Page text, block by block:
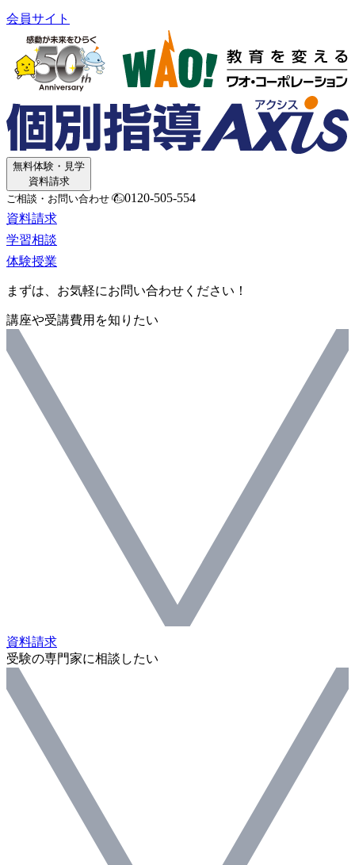
会員サイト
無料体験・見学
資料請求
ご相談・お問い合わせ
0120-505-554
資料請求
学習相談
体験授業
まずは、お気軽にお問い合わせください！
講座や受講費用を知りたい
資料請求
受験の専門家に相談したい